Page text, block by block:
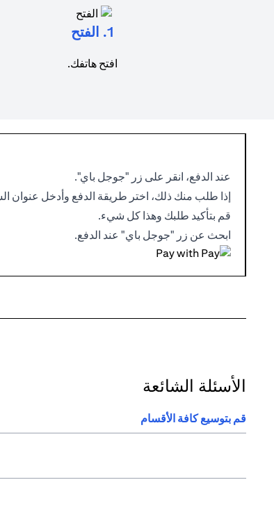
1. الفتح
افتح هاتفك.
عند الدفع، انقر على زر "جوجل باي".
إذا طلب منك ذلك، اختر طريقة الدفع وأدخل عنوان
قم بتأكيد طلبك وهذا كل شيء.
ابحث عن زر "جوجل باي" عند الدفع.
الأسئلة الشائعة
قم بتوسيع كافة الأقسام